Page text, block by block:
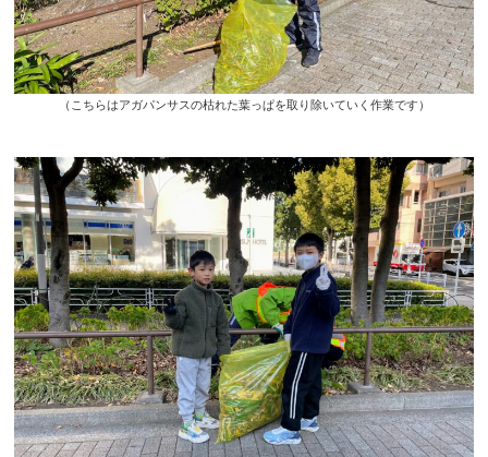
（こちらはアガパンサスの枯れた葉っぱを取り除いていく作業です）